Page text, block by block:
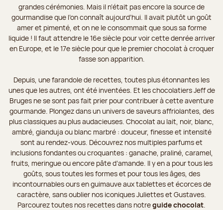
grandes cérémonies. Mais il n’était pas encore la source de
gourmandise que l’on connaît aujourd’hui. Il avait plutôt un goût
amer et pimenté, et on ne le consommait que sous sa forme
liquide ! Il faut attendre le 16e siècle pour voir cette denrée arriver
en Europe, et le 17e siècle pour que le premier chocolat à croquer
fasse son apparition.
Depuis, une farandole de recettes, toutes plus étonnantes les
unes que les autres, ont été inventées. Et les chocolatiers Jeff de
Bruges ne se sont pas fait prier pour contribuer à cette aventure
gourmande. Plongez dans un univers de saveurs affriolantes, des
plus classiques au plus audacieuses. Chocolat au lait, noir, blanc,
ambré, gianduja ou blanc marbré : douceur, finesse et intensité
sont au rendez-vous. Découvrez nos multiples parfums et
inclusions fondantes ou croquantes : ganache, praliné, caramel,
fruits, meringue ou encore pâte d’amande. Il y en a pour tous les
goûts, sous toutes les formes et pour tous les âges, des
incontournables ours en guimauve aux tablettes et écorces de
caractère, sans oublier nos iconiques Juliettes et Gustaves.
Parcourez toutes nos recettes dans notreguide chocolat